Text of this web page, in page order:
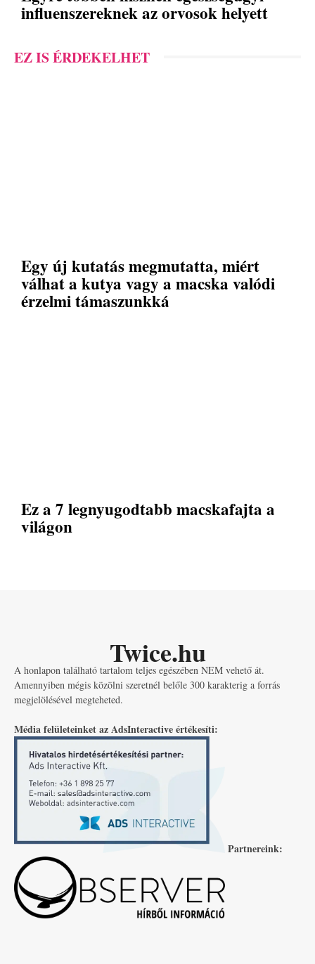
influenszereknek az orvosok helyett
EZ IS ÉRDEKELHET
Egy új kutatás megmutatta, miért
válhat a kutya vagy a macska valódi
érzelmi támaszunkká
Ez a 7 legnyugodtabb macskafajta a
világon
Twice.hu
A honlapon található tartalom teljes egészében NEM vehető át.
Amennyiben mégis közölni szeretnél belőle 300 karakterig a forrás
megjelölésével megteheted.
Média felületeinket az AdsInteractive értékesíti:
Partnereink: